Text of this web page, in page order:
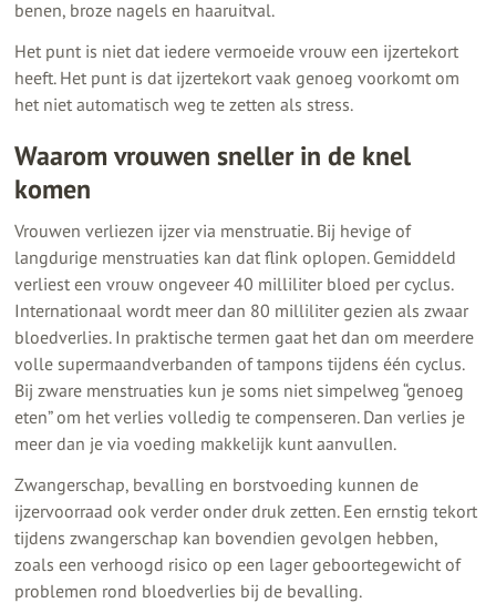
benen, broze nagels en haaruitval.
Het punt is niet dat iedere vermoeide vrouw een ijzertekort
heeft. Het punt is dat ijzertekort vaak genoeg voorkomt om
het niet automatisch weg te zetten als stress.
Waarom vrouwen sneller in de knel
komen
Vrouwen verliezen ijzer via menstruatie. Bij hevige of
langdurige menstruaties kan dat flink oplopen. Gemiddeld
verliest een vrouw ongeveer 40 milliliter bloed per cyclus.
Internationaal wordt meer dan 80 milliliter gezien als zwaar
bloedverlies. In praktische termen gaat het dan om meerdere
volle supermaandverbanden of tampons tijdens één cyclus.
Bij zware menstruaties kun je soms niet simpelweg “genoeg
eten” om het verlies volledig te compenseren. Dan verlies je
meer dan je via voeding makkelijk kunt aanvullen.
Zwangerschap, bevalling en borstvoeding kunnen de
ijzervoorraad ook verder onder druk zetten. Een ernstig tekort
tijdens zwangerschap kan bovendien gevolgen hebben,
zoals een verhoogd risico op een lager geboortegewicht of
problemen rond bloedverlies bij de bevalling.